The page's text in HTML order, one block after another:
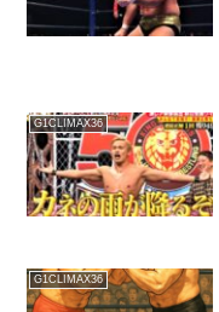
G1CLIMAX36
G1CLIMAX36